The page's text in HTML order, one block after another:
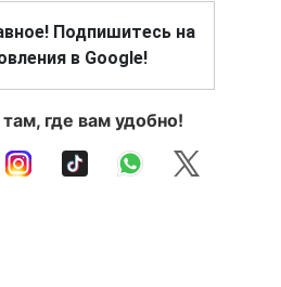
Подпишитесь на
в Google!
где вам удобно!